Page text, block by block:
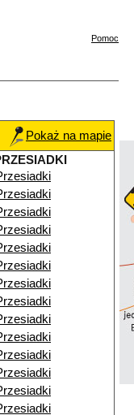
Pomoc
Pokaż na mapie